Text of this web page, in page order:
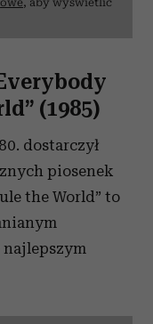
, aby wyświetlić
(1985)
dostarczył
piosenek
the World” to